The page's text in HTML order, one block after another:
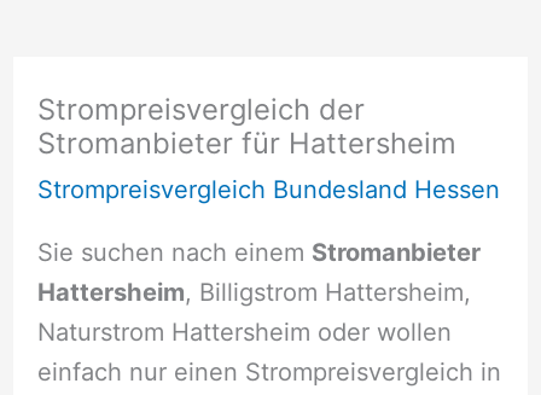
Strompreisvergleich der
Stromanbieter für Hattersheim
Strompreisvergleich Bundesland Hessen
Sie suchen nach einem Stromanbieter
Hattersheim, Billigstrom Hattersheim,
Naturstrom Hattersheim oder wollen
einfach nur einen Strompreisvergleich in